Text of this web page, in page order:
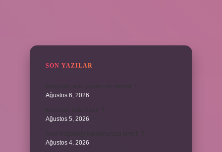
SON YAZILAR
Ağustos 6, 2026
Ağustos 5, 2026
Ağustos 4, 2026